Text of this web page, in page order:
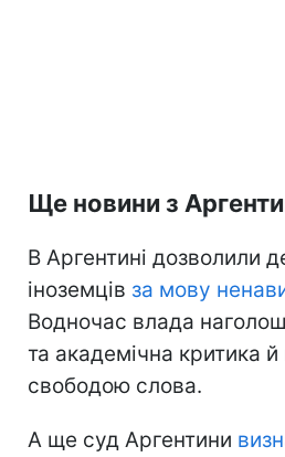
Ще новини з
В Аргентині дозволили
іноземців за мову
Водночас влада
та академічна критика
свободою слова.
А ще суд Аргентини